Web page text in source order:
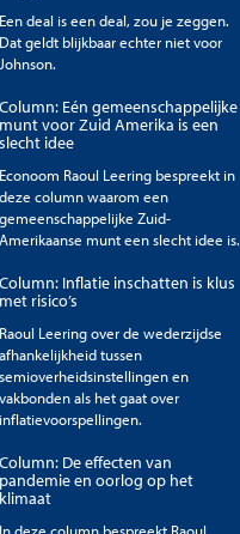
Een deal is een deal, zou je zeggen.
Dat geldt blijkbaar echter niet voor
Johnson.
Column: Eén gemeenschappelijke
munt voor Zuid Amerika is een
slecht idee
Econoom Raoul Leering bespreekt in
deze column waarom een
gemeenschappelijke Zuid-
Amerikaanse munt een slecht idee is.
Column: Inflatie inschatten is klus
met risico’s
Raoul Leering over de wederzijdse
afhankelijkheid tussen
semioverheidsinstellingen en
vakbonden als het gaat over
inflatievoorspellingen.
Column: De effecten van
pandemie en oorlog op het
klimaat
In deze column bespreekt Raoul